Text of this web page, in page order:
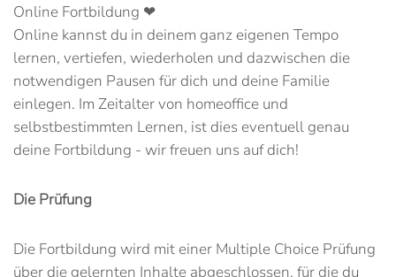
Online Fortbildung ❤
Online kannst du in deinem ganz eigenen Tempo
lernen, vertiefen, wiederholen und dazwischen die
notwendigen Pausen für dich und deine Familie
einlegen. Im Zeitalter von homeoffice und
selbstbestimmten Lernen, ist dies eventuell genau
deine Fortbildung - wir freuen uns auf dich!
Die Prüfung
Die Fortbildung wird mit einer Multiple Choice Prüfung
über die gelernten Inhalte abgeschlossen, für die du